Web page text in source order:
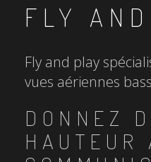
FLY
Fly and play
vues aériennes
DONNEZ
HAUTEUR